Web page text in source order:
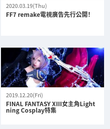
2020.03.19(Thu)
FF7 remake電視廣告先行公開！
2019.12.20(Fri)
FINAL FANTASY XIII女主角Light
ning Cosplay特集